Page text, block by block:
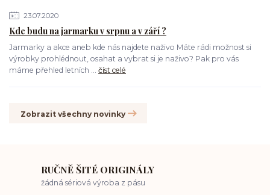
23.07.2020
Kde budu na jarmarku v srpnu a v září ?
Jarmarky a akce aneb kde nás najdete naživo Máte rádi možnost si
výrobky prohlédnout, osahat a vybrat si je naživo? Pak pro vás
máme přehled letních ... číst celé
Zobrazit všechny novinky
RUČNĚ ŠITÉ ORIGINÁLY
žádná sériová výroba z pásu